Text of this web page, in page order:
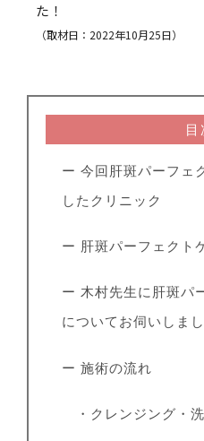
た！
（取材日：2022年10月25日）
目
ー 今回肝斑パーフェ
したクリニック
ー 肝斑パーフェクト
ー 木村先生に肝斑パ
についてお伺いしま
ー 施術の流れ
・クレンジング・